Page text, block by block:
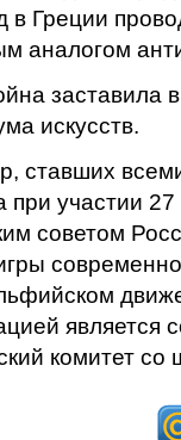
в Греции
аналогом
заставила
искусств.
ставших
при участии
советом
является
комитет со